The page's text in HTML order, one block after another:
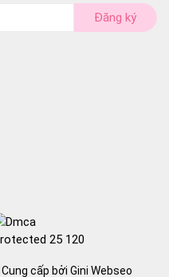
Đăng ký
| Cung cấp bởi Gini Webseo